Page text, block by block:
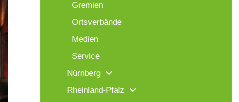
Gremien
Ortsverbände
Medien
Service
Nürnberg
Rheinland-Pfalz